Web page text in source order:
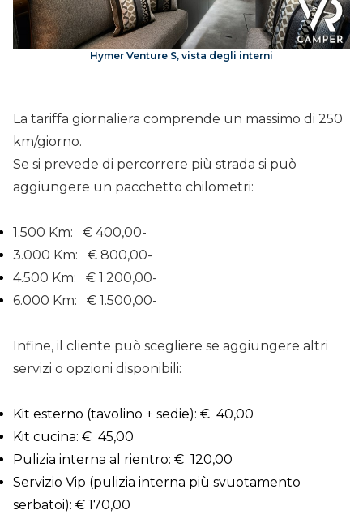
Hymer Venture S, vista degli interni
La tariffa giornaliera comprende un massimo di 250
km/giorno.
Se si prevede di percorrere più strada si può
aggiungere un pacchetto chilometri:
1.500 Km: € 400,00-
3.000 Km: € 800,00-
4.500 Km: € 1.200,00-
6.000 Km: € 1.500,00-
Infine, il cliente può scegliere se aggiungere altri
servizi o opzioni disponibili:
Kit esterno (tavolino + sedie): € 40,00
Kit cucina: € 45,00
Pulizia interna al rientro: € 120,00
Servizio Vip (pulizia interna più svuotamento
serbatoi): € 170,00